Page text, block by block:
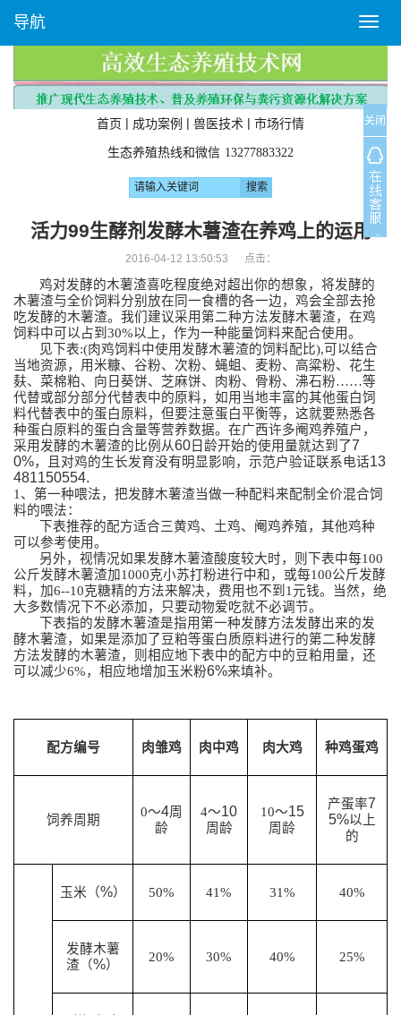
T
o
g
l
e
n
a
v
i
g
a
i
o
n
导航
首页 | 成功案例 | 兽医技术 | 市场行情
生态养殖热线和微信 13277883322
活力99生酵剂发酵木薯渣在养鸡上的运用
2016-04-12 13:50:53 点击：
鸡对发酵的木薯渣喜吃程度绝对超出你的想象，将发酵的
木薯渣与全价饲料分别放在同一食槽的各一边，鸡会全部去抢
吃发酵的木薯渣。我们建议采用第二种方法发酵木薯渣，在鸡
饲料中可以占到 30%以上，作为一种能量饲料来配合使用。
见下表:(肉鸡饲料中使用发酵木薯渣的饲料配比),可以结合
当地资源，用米糠、谷粉、次粉、蝇蛆、麦粉、高粱粉、花生
麸、菜棉粕、向日葵饼、芝麻饼、肉粉、骨粉、沸石粉……等
代替或部分部分代替表中的原料，如用当地丰富的其他蛋白饲
料代替表中的蛋白原料，但要注意蛋白平衡等，这就要熟悉各
种蛋白原料的蛋白含量等营养数据。在广西许多阉鸡养殖户，
采用发酵的木薯渣的比例从60日龄开始的使用量就达到了7
0%，且对鸡的生长发育没有明显影响，示范户验证联系电话13
481150554.
1 、第一种喂法，把发酵木薯渣当做一种配料来配制全价混合饲
料的喂法：
下表推荐的配方适合三黄鸡、土鸡、阉鸡养殖，其他鸡种
可以参考使用。
另外，视情况如果发酵木薯渣酸度较大时，则下表中每100
公斤发酵木薯渣加1000克小苏打粉进行中和，或每100公斤发酵
料，加6--10克糖精的方法来解决，费用也不到 1元钱。
当然，绝
大多数情况下不必添加，只要动物爱吃就不必调节。
下表指的发酵木薯渣是指用第一种发酵方法发酵出来的发
酵木薯渣，如果是添加了豆粕等蛋白质原料进行的第二种发酵
方法发酵的木薯渣，则相应地下表中的配方中的豆粕用量，还
可以减少6%，相应地增加玉米粉6%来填补。
配方编号 肉雏鸡 肉中鸡 肉大鸡 种鸡蛋鸡
饲养周期
0～4周
龄
4～10
周龄
10～15
周龄
产蛋率7
5%以上
的
玉米（%） 50% 41% 31% 40%
发酵木薯
渣（%）
20% 30% 40% 25%
关闭